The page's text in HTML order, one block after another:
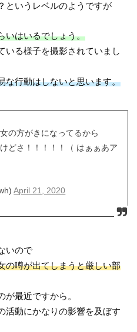
というレベルのようですが
いはいるでしょう。
いる様子を撮影されていまし
な行動はしないと思います。
の方がきになってるから
どさ！！！！！（ はぁぁあア
April 21, 2020
いので
の噂が出てしまうと厳しい部
が最近ですから。
活動にかなりの影響を及ぼす